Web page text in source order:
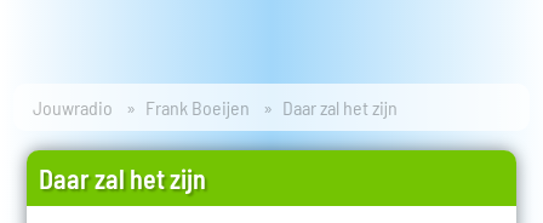
Jouwradio Frank Boeijen Daar zal het zijn
Daar zal het zijn